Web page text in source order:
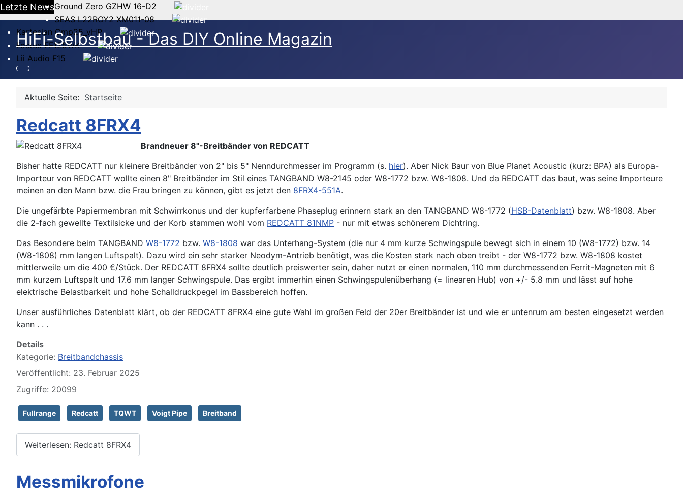
Letzte NewsGround Zero GZHW 16-D2
SEAS L22ROY2 XM011-08
Kartesian Cmp25_vHP
Fostex FF125WK
Lii Audio F15
HiFi-Selbstbau - Das DIY Online Magazin
Aktuelle Seite: Startseite
Redcatt 8FRX4
Brandneuer 8"-Breitbänder von REDCATT
Bisher hatte REDCATT nur kleinere Breitbänder von 2" bis 5" Nenndurchmesser im Programm (s. hier). Aber Nick Baur von Blue Planet Acoustic (kurz: BPA) als Europa-
Importeur von REDCATT wollte einen 8" Breitbänder im Stil eines TANGBAND W8-2145 oder W8-1772 bzw. W8-1808. Und da REDCATT das baut, was seine Importeure
meinen an den Mann bzw. die Frau bringen zu können, gibt es jetzt den 8FRX4-551A.
Die ungefärbte Papiermembran mit Schwirrkonus und der kupferfarbene Phaseplug erinnern stark an den TANGBAND W8-1772 (HSB-Datenblatt) bzw. W8-1808. Aber
die 2-fach gewellte Textilsicke und der Korb stammen wohl vom REDCATT 81NMP - nur mit etwas schönerem Dichtring.
Das Besondere beim TANGBAND W8-1772 bzw. W8-1808 war das Unterhang-System (die nur 4 mm kurze Schwingspule bewegt sich in einem 10 (W8-1772) bzw. 14
(W8-1808) mm langen Luftspalt). Dazu wird ein sehr starker Neodym-Antrieb benötigt, was die Kosten stark nach oben treibt - der W8-1772 bzw. W8-1808 kostet
mittlerweile um die 400 €/Stück. Der REDCATT 8FRX4 sollte deutlich preiswerter sein, daher nutzt er einen normalen, 110 mm durchmessenden Ferrit-Magneten mit 6
mm kurzem Luftspalt und 17.6 mm langer Schwingspule. Das ergibt immerhin einen Schwingspulenüberhang (= linearen Hub) von +/- 5.8 mm und lässt auf hohe
elektrische Belastbarkeit und hohe Schalldruckpegel im Bassbereich hoffen.
Unser ausführliches Datenblatt klärt, ob der REDCATT 8FRX4 eine gute Wahl im großen Feld der 20er Breitbänder ist und wie er untenrum am besten eingesetzt werden
kann . . .
Details
Kategorie: Breitbandchassis
Veröffentlicht: 23. Februar 2025
Zugriffe: 20099
Fullrange Redcatt TQWT Voigt Pipe Breitband
Weiterlesen: Redcatt 8FRX4
Messmikrofone